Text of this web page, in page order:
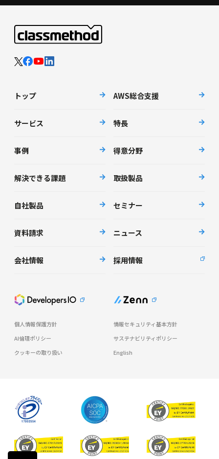
トップ AWS総合支援
サービス 特長
事例 得意分野
解決できる課題 取扱製品
自社製品 セミナー
資料請求 ニュース
会社情報 採用情報
個人情報保護方針
情報セキュリティ基本方針
AI倫理ポリシー
サステナビリティポリシー
クッキーの取り扱い
English